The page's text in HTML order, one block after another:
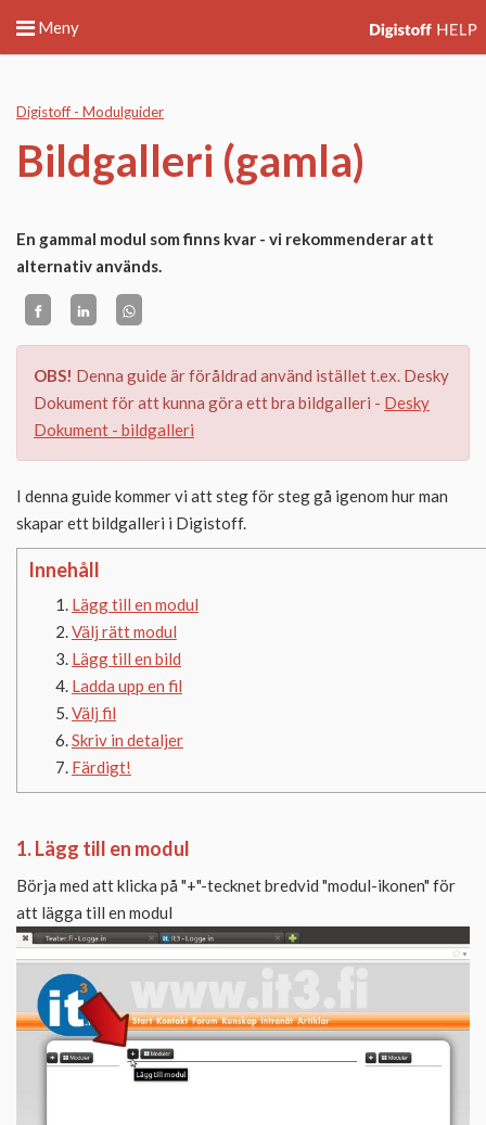
Meny
Digistoff - Modulguider
Bildgalleri (gamla)
En gammal modul som finns kvar - vi rekommenderar att
alternativ används.
OBS! Denna guide är föråldrad använd istället t.ex. Desky
Dokument för att kunna göra ett bra bildgalleri - Desky
Dokument - bildgalleri
I denna guide kommer vi att steg för steg gå igenom hur man
skapar ett bildgalleri i Digistoff.
Innehåll
Lägg till en modul
Välj rätt modul
Lägg till en bild
Ladda upp en fil
Välj fil
Skriv in detaljer
Färdigt!
1. Lägg till en modul
Börja med att klicka på "+"-tecknet bredvid "modul-ikonen" för
att lägga till en modul